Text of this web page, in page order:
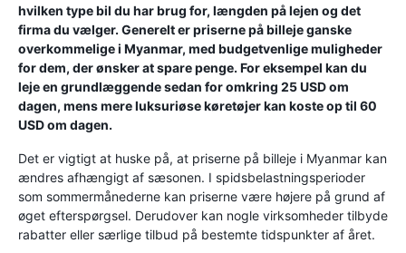
hvilken type bil du har brug for, længden på lejen og det
firma du vælger. Generelt er priserne på billeje ganske
overkommelige i Myanmar, med budgetvenlige muligheder
for dem, der ønsker at spare penge. For eksempel kan du
leje en grundlæggende sedan for omkring 25 USD om
dagen, mens mere luksuriøse køretøjer kan koste op til 60
USD om dagen.
Det er vigtigt at huske på, at priserne på billeje i Myanmar kan
ændres afhængigt af sæsonen. I spidsbelastningsperioder
som sommermånederne kan priserne være højere på grund af
øget efterspørgsel. Derudover kan nogle virksomheder tilbyde
rabatter eller særlige tilbud på bestemte tidspunkter af året.